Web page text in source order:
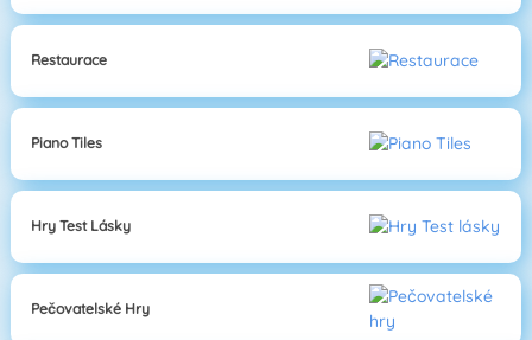
Restaurace
Piano Tiles
Hry Test Lásky
Pečovatelské Hry